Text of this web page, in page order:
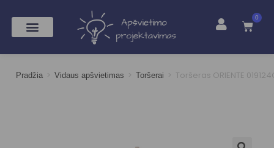
0
Pradžia > Vidaus apšvietimas > Toršerai > Toršeras ORIENTE